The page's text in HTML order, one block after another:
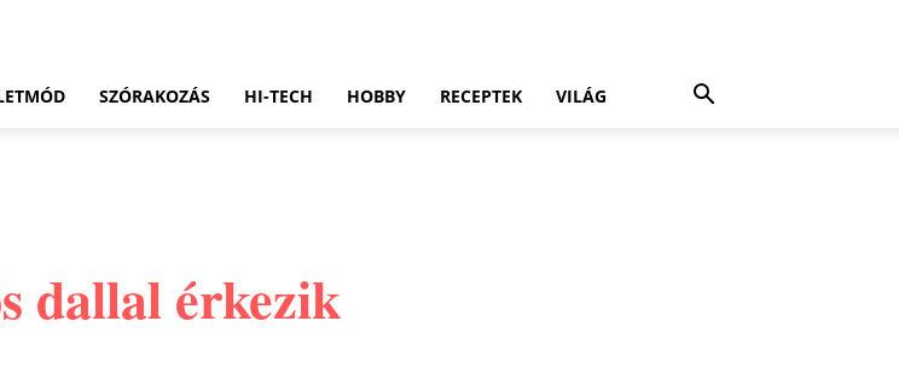
SZÓRAKOZÁS HI-TECH HOBBY RECEPTEK VILÁG
dallal érkezik